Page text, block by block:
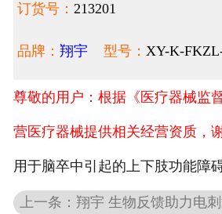
订货号： 213201
品牌： 翔宇 型号： XY-K-
尊敬的用户：根据《医疗器械监
营医疗器械提供相关经营资质，
用于脑卒中引起的上下肢功能障